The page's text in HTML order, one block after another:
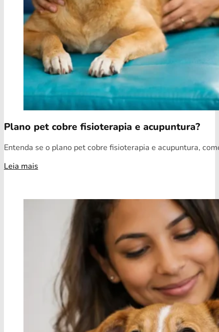
Plano pet cobre fisioterapia e acupuntura?
Entenda se o plano pet cobre fisioterapia e acupuntura,
Leia mais